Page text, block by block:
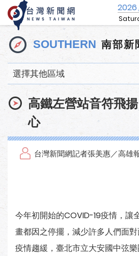
2026
SOUTHERN 南部新
選擇其他區域
高鐵左營站音符飛
心
台灣新聞網記者張美惠／高雄
今年初開始的COVID-19疫情，讓
畫都因之停擺，減少許多人們面
疫情趨緩，臺北市立大安國中弦